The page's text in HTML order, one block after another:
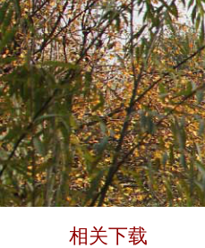
相关下载